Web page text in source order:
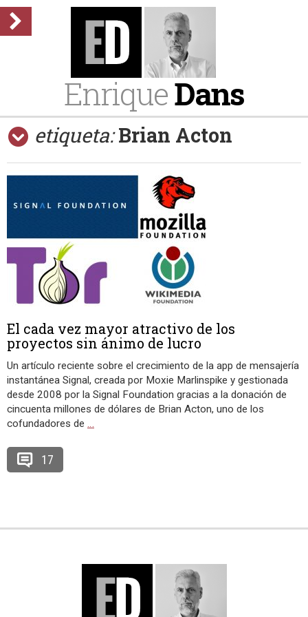
EnriqueDans
etiqueta: Brian Acton
El cada vez mayor atractivo de los
proyectos sin ánimo de lucro
Un artículo reciente sobre el crecimiento de la app de mensajería
instantánea Signal, creada por Moxie Marlinspike y gestionada
desde 2008 por la Signal Foundation gracias a la donación de
cincuenta millones de dólares de Brian Acton, uno de los
cofundadores de …
17